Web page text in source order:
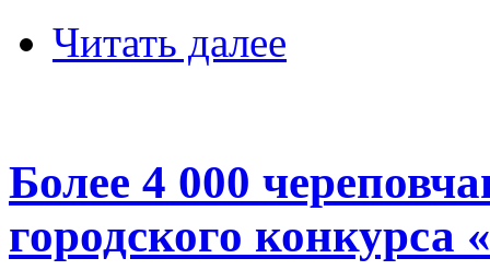
Читать далее
Более 4 000
городского конкурса